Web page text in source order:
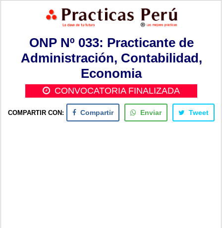
ONP Nº 033: Practicante de
Administración, Contabilidad,
Economia
CONVOCATORIA FINALIZADA
COMPARTIR CON: Compartir Enviar Tweet